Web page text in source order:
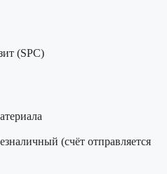
(SPC)
(счёт отправляется